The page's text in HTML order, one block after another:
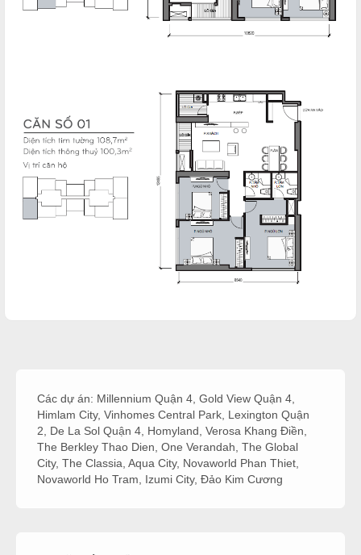
Các dự án: Millennium Quận 4, Gold View Quận 4,
Himlam City, Vinhomes Central Park, Lexington Quận
2, De La Sol Quận 4, Homyland, Verosa Khang Điền,
The Berkley Thao Dien, One Verandah, The Global
City, The Classia, Aqua City, Novaworld Phan Thiet,
Novaworld Ho Tram, Izumi City, Đảo Kim Cương